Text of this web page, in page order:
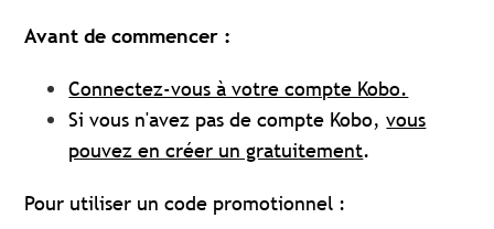
Avant de commencer :
Connectez-vous à votre compte Kobo.
Si vous n'avez pas de compte Kobo,vous
pouvez en créer un gratuitement.
Pour utiliser un code promotionnel :